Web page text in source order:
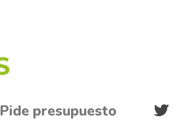
Pide presupuesto